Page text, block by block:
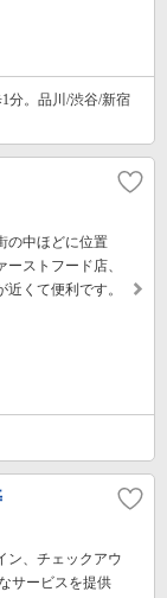
分。品川/渋谷/新宿
の中ほどに位置
ーストフード店、
近くて便利です。
ン、チェックアウ
サービスを提供